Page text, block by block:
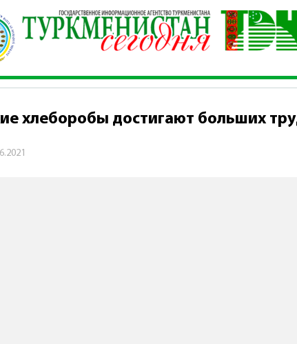
\ Tуркменские хлеборобы достигают больших
хлеборобы достигают больших